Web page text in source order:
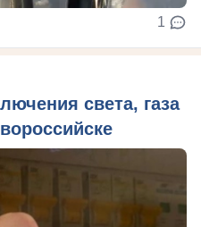
1
света, газа